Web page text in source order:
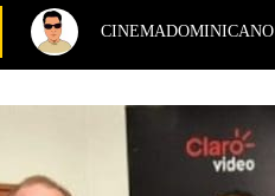
CINEMADOMINICANO